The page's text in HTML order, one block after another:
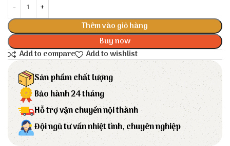
Thêm vào giỏ hàng
Buy now
Add to compare
Add to wishlist
Sản phẩm chất lượng
Bảo hành 24 tháng
Hỗ trợ vận chuyển nội thành
Đội ngũ tư vấn nhiệt tình, chuyên nghiệp